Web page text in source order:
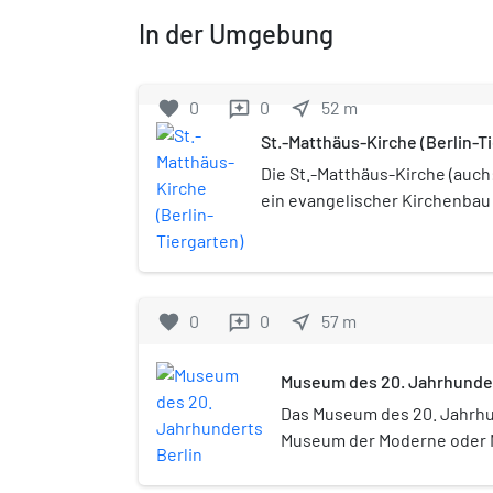
In der Umgebung
favorite 0 reviews 0 near_me 52 m
St.-Matthäus-Kirche (Berlin-
Die St.-Matthäus-Kirche
ein evangelischer Kirchenbau
Bau mitten im Kulturforum.
favorite 0 reviews 0 near_me 57 m
Museum des 20.
Das Museum des 20.
Museum der Moderne